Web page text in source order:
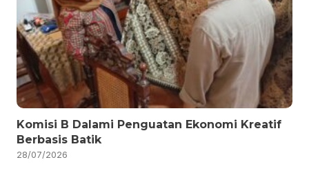
Komisi B Dalami Penguatan Ekonomi Kreatif
Berbasis Batik
28/07/2026